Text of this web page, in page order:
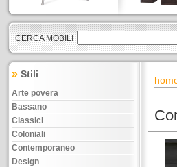
CERCA MOBILI
» Stili
Arte povera
Bassano
Classici
Coloniali
Contemporaneo
Design